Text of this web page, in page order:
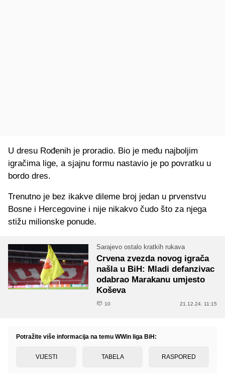
U dresu Rođenih je proradio. Bio je među najboljim
igračima lige, a sjajnu formu nastavio je po povratku u
bordo dres.
Trenutno je bez ikakve dileme broj jedan u prvenstvu
Bosne i Hercegovine i nije nikakvo čudo što za njega
stižu milionske ponude.
Sarajevo ostalo kratkih rukava
Crvena zvezda novog igrača
našla u BiH: Mladi defanzivac
odabrao Marakanu umjesto
Koševa
10 21.12.24. 11:15
Potražite više informacija na temu WWin liga BiH:
VIJESTI TABELA RASPORED